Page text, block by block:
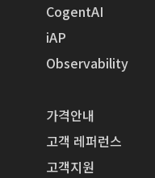
CogentAI
iAP
Observability
가격안내
고객 레퍼런스
고객지원